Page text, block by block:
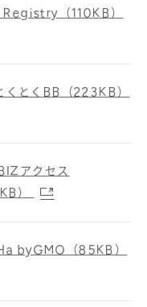
（110KB）
くとくBB（223KB）
アクセス
）
byGMO（85KB）